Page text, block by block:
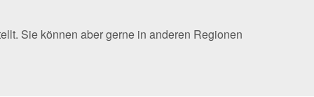
Sie können aber gerne in anderen Regionen